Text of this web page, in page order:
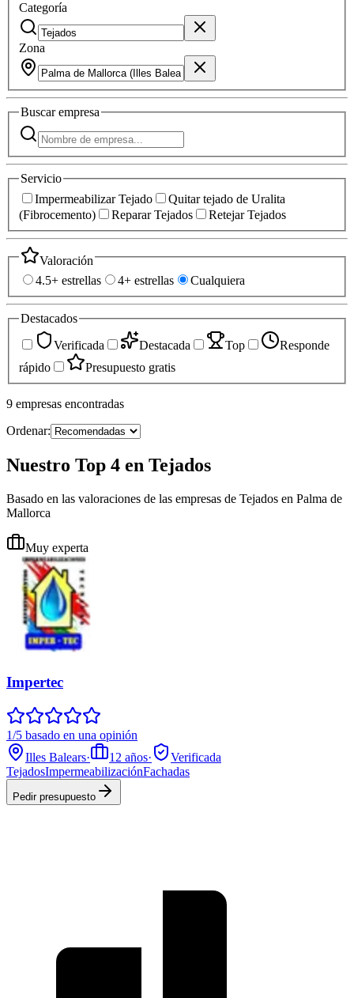
Categoría
Zona
Buscarempresa
Servicio
Impermeabilizar Tejado
Quitar tejado de Uralita
(Fibrocemento)
Reparar Tejados Retejar Tejados
Valoración
4.5+ estrellas
4+ estrellas Cualquiera
Destacados
Verificada
Destacada Top
Responde
rápido
Presupuesto gratis
9 empresas encontradas
Ordenar:
Nuestro Top 4 en Tejados
Basado en las valoraciones de las empresas de Tejados en Palma de
Mallorca
Muy experta
Impertec
1/5 basado en una opinión
Illes Balears· 12 años·
Verificada
TejadosImpermeabilizaciónFachadas
Pedir presupuesto